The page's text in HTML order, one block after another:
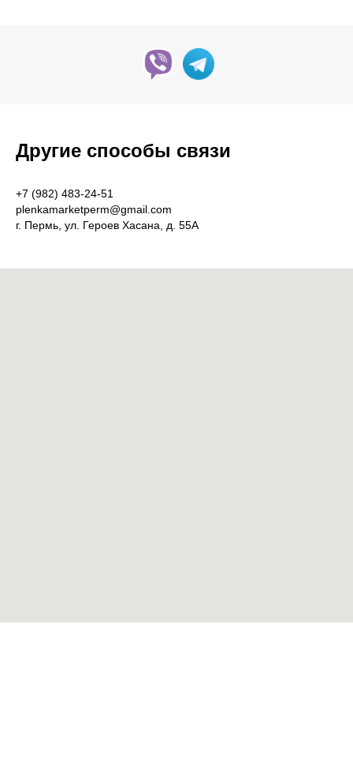
Другие способы связи
+7 (982) 483-24-51
plenkamarketperm@gmail.com
г. Пермь, ул. Героев Хасана, д. 55А